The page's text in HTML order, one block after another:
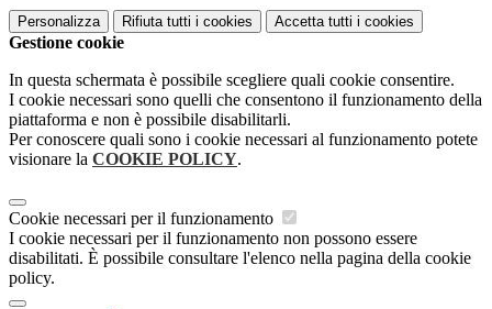
Personalizza Rifiuta tutti i cookies Accetta tutti i cookies
Gestione cookie
In questa schermata è possibile scegliere quali cookie consentire.
I cookie necessari sono quelli che consentono il funzionamento della
piattaforma e non è possibile disabilitarli.
Per conoscere quali sono i cookie necessari al funzionamento potete
visionare la COOKIE POLICY.
Cookie necessari per il funzionamento
I cookie necessari per il funzionamento non possono essere
disabilitati. È possibile consultare l'elenco nella pagina della cookie
policy.